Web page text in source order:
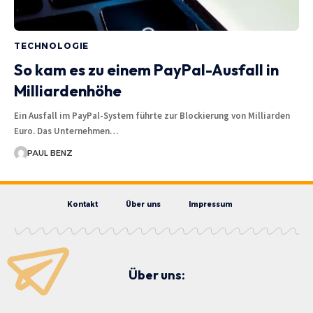
TECHNOLOGIE
So kam es zu einem PayPal-Ausfall in
Milliardenhöhe
Ein Ausfall im PayPal-System führte zur Blockierung von Milliarden
Euro. Das Unternehmen…
PAUL BENZ
Kontakt Über uns Impressum
Über uns: